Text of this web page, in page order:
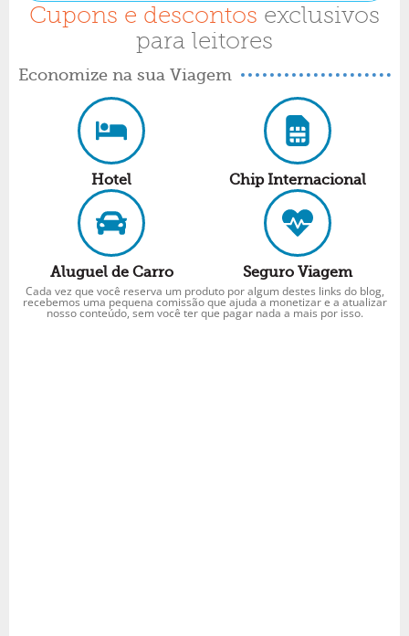
Cupons e descontos exclusivos
para leitores
Economize na sua Viagem
Hotel Chip Internacional
Aluguel de Carro Seguro Viagem
Cada vez que você reserva um produto por algum destes links do blog,
recebemos uma pequena comissão que ajuda a monetizar e a atualizar
nosso conteúdo, sem você ter que pagar nada a mais por isso.